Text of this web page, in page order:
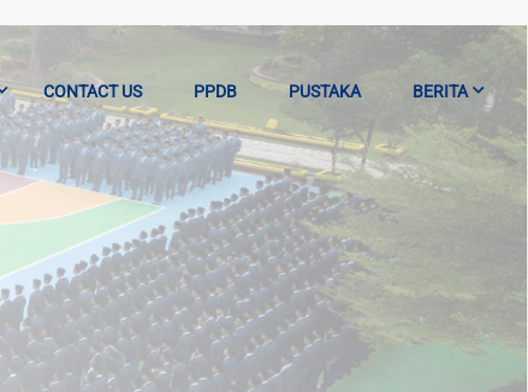
CONTACT US PPDB PUSTAKA BERITA